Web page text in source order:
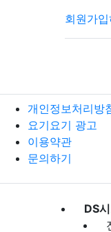
회원가입
개인정보처리방
요기요기 광고
이용약관
문의하기
DS